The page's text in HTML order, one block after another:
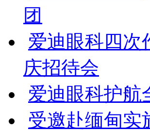
团
爱迪眼科四次
庆招待会
爱迪眼科护航
受邀赴缅甸实